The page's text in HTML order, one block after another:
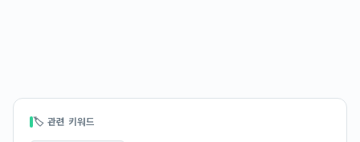
🏷 관련 키워드